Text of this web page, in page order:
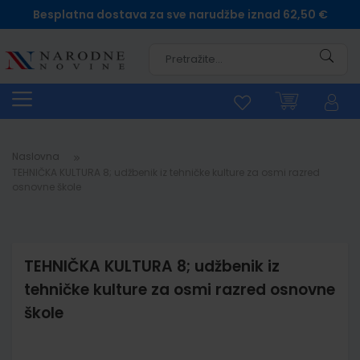
Besplatna dostava za sve narudžbe iznad 62,50 €
Naslovna
TEHNIČKA KULTURA 8; udžbenik iz
tehničke kulture za osmi razred osnovne
škole